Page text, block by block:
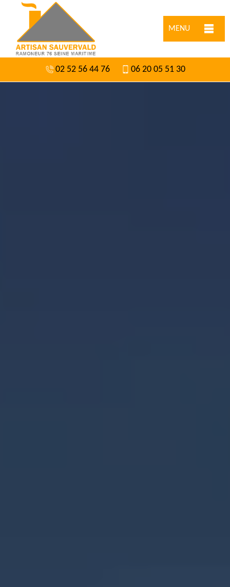
MENU
02 52 56 44 76 06 20 05 51 30